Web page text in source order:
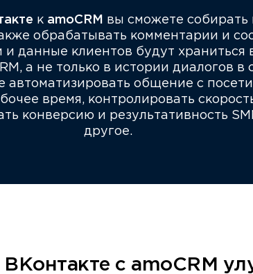
к amoCRM
вы сможете собирать
обрабатывать комментарии и
данные клиентов будут храниться
а не только в истории диалогов в
автоматизировать общение с
время, контролировать
конверсию и результативность
другое.
ВКонтакте с amoCRM